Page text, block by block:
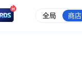
全局 商店